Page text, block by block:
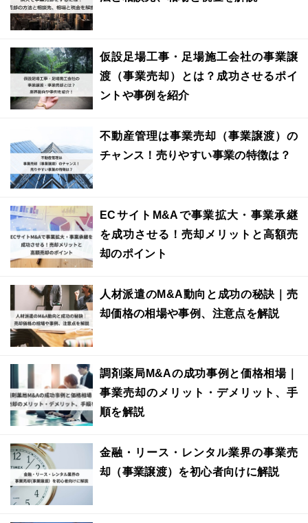
仮設足場工事・足場施工会社の事業譲
渡（事業売却）とは？成功させるポイ
ントや事例を紹介
不動産管理は事業売却（事業譲渡）の
チャンス！売りやすい事業の特徴は？
ECサイトM&Aで事業拡大・事業承継
を成功させる！売却メリットと高額売
却のポイント
人材派遣のM&A動向と成功の秘訣｜売
却価格の相場や事例、注意点を解説
調剤薬局M&Aの成功事例と価格相場｜
事業売却のメリット・デメリット、手
順を解説
金融・リース・レンタル業界の事業売
却（事業譲渡）を初心者向けに解説